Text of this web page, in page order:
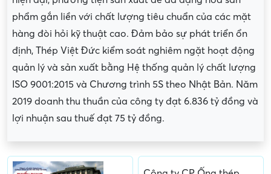
phẩm gắn liền với chất lượng tiêu chuẩn của các mặt
hàng đòi hỏi kỹ thuật cao. Đảm bảo sự phát triển ổn
định, Thép Việt Đức kiểm soát nghiêm ngặt hoạt động
quản lý và sản xuất bằng Hệ thống quản lý chất lượng
ISO 9001:2015 và Chương trình 5S theo Nhật Bản. Năm
2019 doanh thu thuần của công ty đạt 6.836 tỷ đồng và
lợi nhuận sau thuế đạt 75 tỷ đồng.